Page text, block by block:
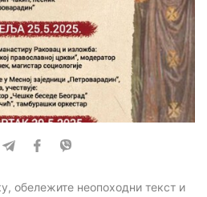
обележите неопоходни текст и